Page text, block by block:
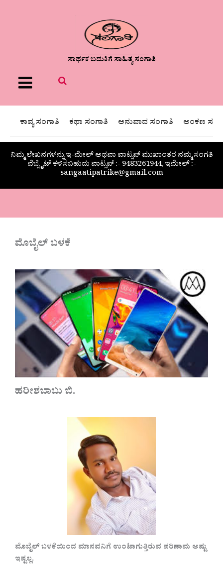
ಸಾರ್ಥಕ ಬದುಕಿಗೆ ಸಾಹಿತ್ಯ ಸಂಗಾತಿ
Menu
ಕಾವ್ಯ ಸಂಗಾತಿ ಕಥಾ ಸಂಗಾತಿ ಅನುವಾದ ಸಂಗಾತಿ ಅಂಕಣ
ನಿಮ್ಮ ಲೇಖನಗಳನ್ನು ಇ-ಮೇಲ್ ಅಥವಾ ವಾಟ್ಸಪ್ ಮುಖಾಂತರ ನಮ್ಮ ಸಂಗತಿ
ವೆಬ್ಸೈಟ್ ಕಳಿಸಬಹುದು ವಾಟ್ಸಪ್‌ :- 9483261944, ಇಮೇಲ್ :-
sangaatipatrike@gmail.com
ಮೊಬೈಲ್ ಬಳಕೆ
ಹರೀಶಬಾಬು ಬಿ.
ಮೊಬೈಲ್ ಬಳಕೆಯಿಂದ ಮಾನವನಿಗೆ ಉಂಟಾಗುತ್ತಿರುವ ಪರಿಣಾಮ ಅಷ್ಟು
ಇಷ್ಟಲ್ಲ.